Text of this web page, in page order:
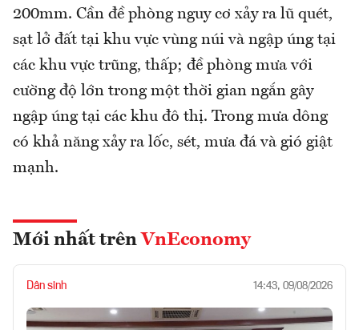
200mm. Cần đề phòng nguy cơ xảy ra lũ quét,
sạt lở đất tại khu vực vùng núi và ngập úng tại
các khu vực trũng, thấp; đề phòng mưa với
cường độ lớn trong một thời gian ngắn gây
ngập úng tại các khu đô thị. Trong mưa dông
có khả năng xảy ra lốc, sét, mưa đá và gió giật
mạnh.
Mới nhất trên VnEconomy
Dân sinh 14:43, 09/08/2026